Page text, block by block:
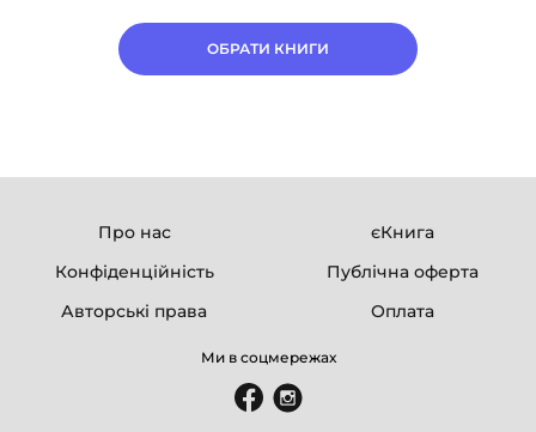
ОБРАТИ КНИГИ
Про нас
єКнига
Конфіденційність
Публічна оферта
Авторські права
Оплата
Ми в соцмережах